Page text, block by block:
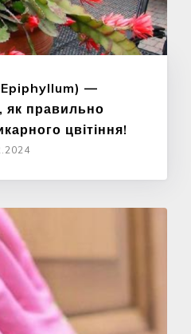
—
як правильно
цвітіння!